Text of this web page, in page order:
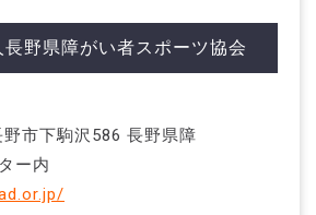
野県障がい者スポーツ協会
市下駒沢586 長野県障
ー内